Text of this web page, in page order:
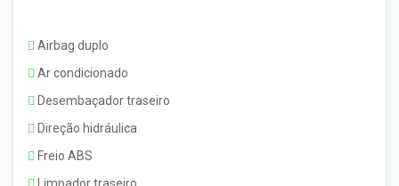
Airbag duplo
Ar condicionado
Desembaçador traseiro
Direção hidráulica
Freio ABS